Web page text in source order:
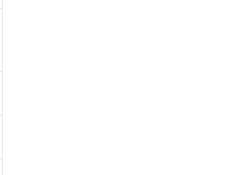
商品もあることをご了承ください。
の社内データに基づき作成されるも
様担当のオムロン制御機器販売店・
ジフェニルエーテル類(PBDE) 1000ppm以下、
ンジル（BBP） 1000ppm以下、フタル酸ジブチ
います。
します。
タル酸ブチルベンジル) : 1000ppm、
可(または役務取引許可)を取得する
はその他武器並びにこれらの製造装